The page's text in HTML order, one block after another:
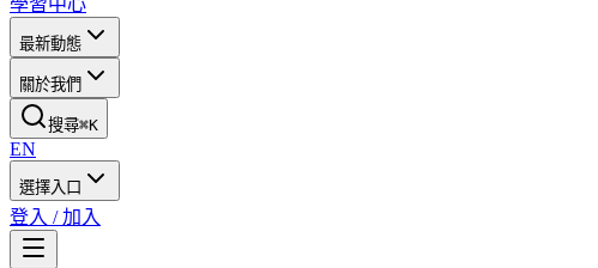
學習中心
最新動態
關於我們
搜尋⌘K
EN
選擇入口
登入 / 加入